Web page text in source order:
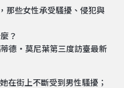
那些女性承受騷擾、侵犯與
？
德・莫尼葉第三度訪臺最新
在街上不斷受到男性騷擾；